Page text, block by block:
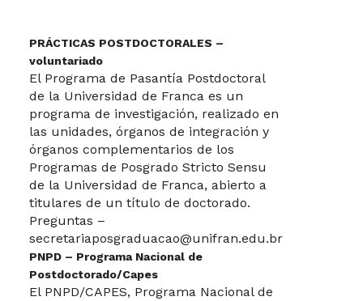
PRÁCTICAS POSTDOCTORALES –
voluntariado
El Programa de Pasantía Postdoctoral
de la Universidad de Franca es un
programa de investigación, realizado en
las unidades, órganos de integración y
órganos complementarios de los
Programas de Posgrado Stricto Sensu
de la Universidad de Franca, abierto a
titulares de un título de doctorado.
Preguntas –
secretariaposgraduacao@unifran.edu.br
PNPD – Programa Nacional de
Postdoctorado/Capes
El PNPD/CAPES, Programa Nacional de